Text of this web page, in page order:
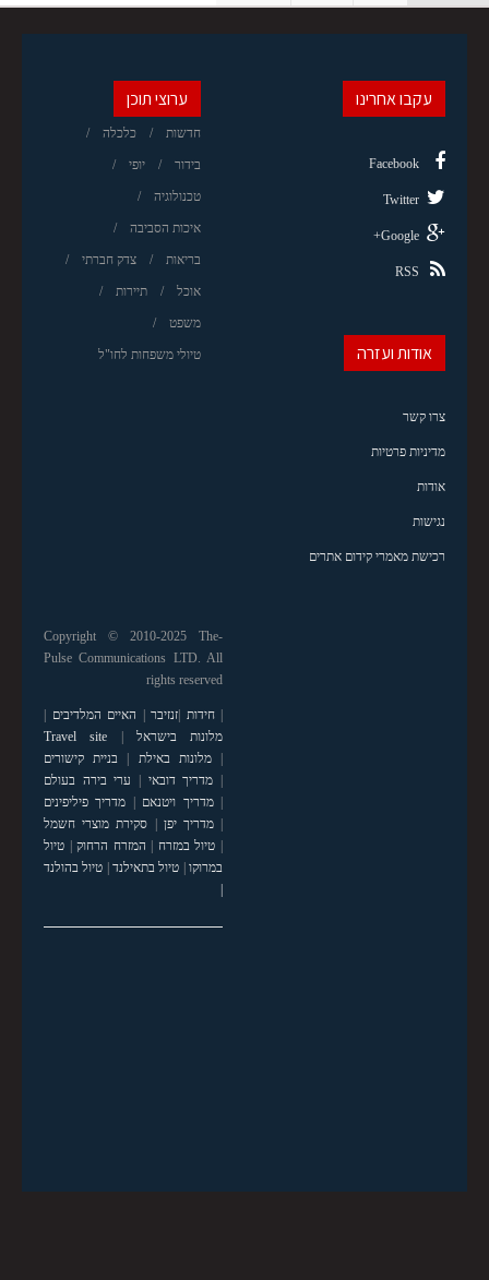
ערוצי תוכן
חדשות כלכלה
בידור יופי
טכנולוגיה
איכות הסביבה
בריאות צדק חברתי
אוכל תיירות
משפט
טיולי משפחות לחו"ל
עקבו אחרינו
Facebook
Twitter
Google+
RSS
אודות ועזרה
צרו קשר
מדיניות פרטיות
אודות
נגישות
רכישת מאמרי קידום אתרים
Copyright © 2010-2025 The-
Pulse Communications LTD. All
rights reserved
|חידות זנזיבר האיים המלדיבים
מלונות בישראל
Travel site
|מלונות באילת
בניית קישורים
מדריך דובאי
ערי בירה בעולם
|מדריך ויטנאם
מדריך פיליפינים
|מדריך יפן
סקירת מוצרי חשמל
טיול במזרח המזרח הרחוק| טיול
במרוקו| טיול בתאילנד| טיול בהולנד